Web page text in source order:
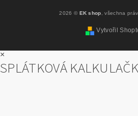
2026 © EK shop, všechna
Vytvořil
×
SPLÁTKOVÁ